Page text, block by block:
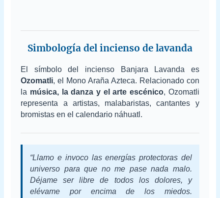
Simbología del incienso de lavanda
El símbolo del incienso Banjara Lavanda es
Ozomatli, el Mono Araña Azteca. Relacionado con
la música, la danza y el arte escénico, Ozomatli
representa a artistas, malabaristas, cantantes y
bromistas en el calendario náhuatl.
“Llamo e invoco las energías protectoras del
universo para que no me pase nada malo.
Déjame ser libre de todos los dolores, y
elévame por encima de los miedos.